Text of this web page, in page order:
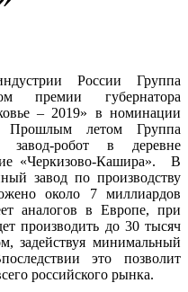
России Группа
премии губернатора
– 2019» в номинации
Прошлым летом Группа
завод-робот в деревне
«Черкизово-Кашира». В
завод по производству
около 7 миллиардов
аналогов в Европе, при
производить до 30 тысяч
задействуя минимальный
это позволит
российского рынка.